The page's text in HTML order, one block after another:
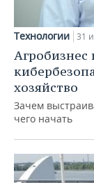
Технологии 31
хозяйство
Зачем
чего начать